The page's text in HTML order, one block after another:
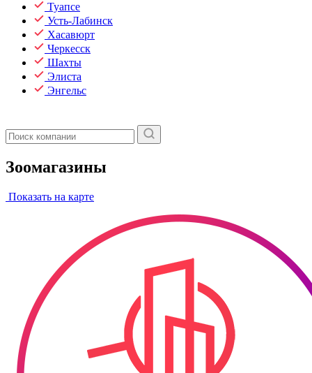
Туапсе
Усть-Лабинск
Хасавюрт
Черкесск
Шахты
Элиста
Энгельс
Зоомагазины
Показать на карте